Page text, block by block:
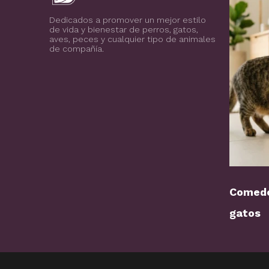
PuntoZoo
Dedicados a promover un mejor estilo
de vida y bienestar de perros, gatos,
aves, peces y cualquier tipo de animales
de compañía.
gatos